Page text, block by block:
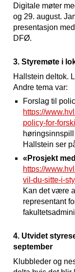
Digitale møter
og 29. august.
presentasjon
DFØ.
3. Styremøte i
Hallstein deltok.
Andre tema var:
Forslag til
https://
policy-for-
Hallstein ser
«Prosjekt
https://
vil-du-sitte-i-
Kan det være
representant
4. Utvidet
september
Klubbleder og